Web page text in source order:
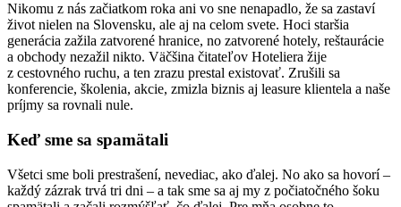
Nikomu z nás začiatkom roka ani vo sne nenapadlo, že sa zastaví
život nielen na Slovensku, ale aj na celom svete. Hoci staršia
generácia zažila zatvorené hranice, no zatvorené hotely, reštaurácie
a obchody nezažil nikto. Väčšina čitateľov Hoteliera žije
z cestovného ruchu, a ten zrazu prestal existovať. Zrušili sa
konferencie, školenia, akcie, zmizla biznis aj leasure klientela a naše
príjmy sa rovnali nule.
Keď sme sa spamätali
Všetci sme boli prestrašení, nevediac, ako ďalej. No ako sa hovorí –
každý zázrak trvá tri dni – a tak sme sa aj my z počiatočného šoku